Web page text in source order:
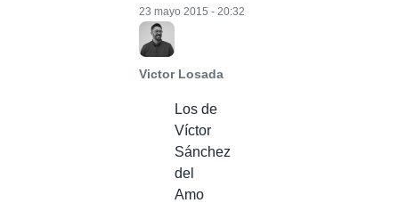
Victor Losada
23 mayo 2015 - 20:32
Los de
Víctor
Sánchez
del
Amo